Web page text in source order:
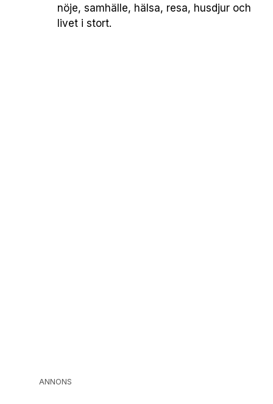
nöje, samhälle, hälsa, resa, husdjur och
livet i stort.
ANNONS